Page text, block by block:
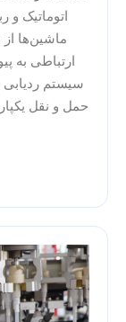
اتوماتیک و
ماشین‌ها
ارتباطی به
سیستم ردیابی
حمل و نقل